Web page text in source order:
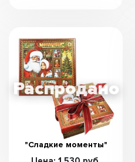
"Сладкие моменты"